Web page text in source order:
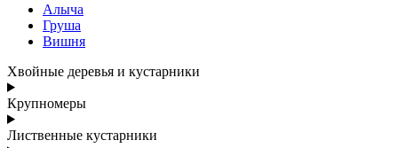
Алыча
Груша
Вишня
Хвойные деревья и кустарники
Крупномеры
Лиственные кустарники